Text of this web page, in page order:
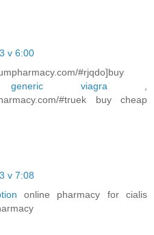
v 6:00
#rjqdo]buy
generic viagra
#truek buy cheap
v 7:08
online pharmacy for cialis